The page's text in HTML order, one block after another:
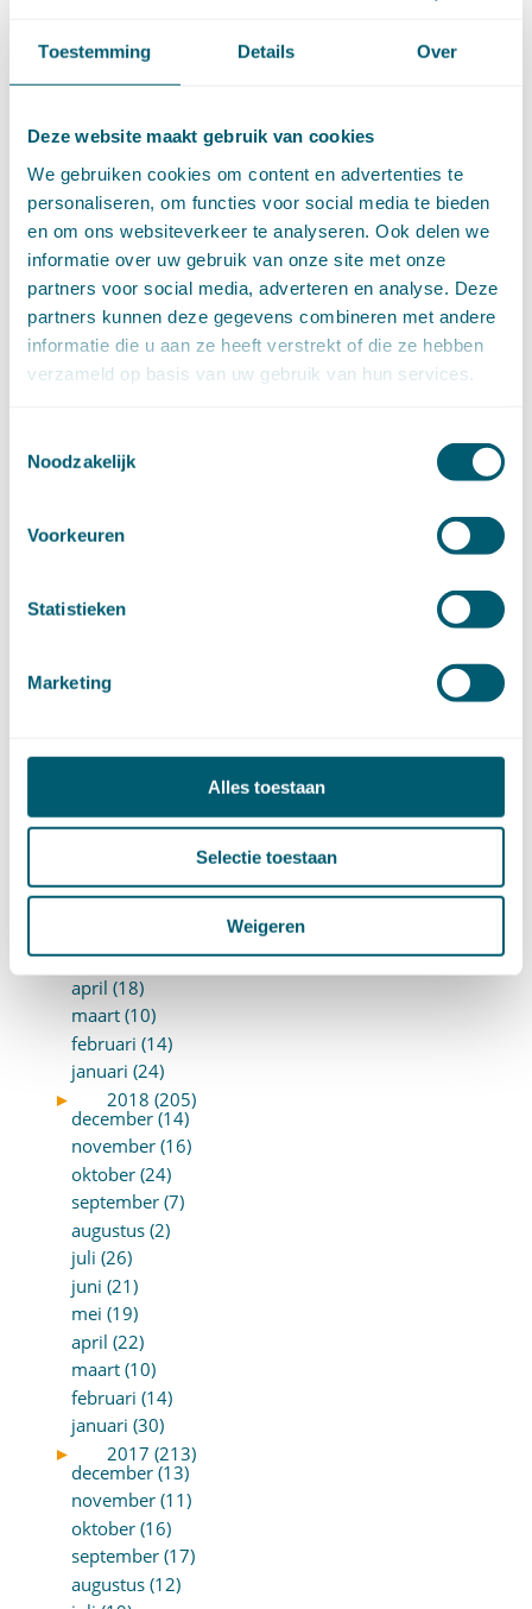
Toestemming Details Over
Deze website maakt gebruik van cookies
We gebruiken cookies om content en advertenties te
personaliseren, om functies voor social media te bieden
en om ons websiteverkeer te analyseren. Ook delen we
informatie over uw gebruik van onze site met onze
partners voor social media, adverteren en analyse. Deze
partners kunnen deze gegevens combineren met andere
informatie die u aan ze heeft verstrekt of die ze hebben
verzameld op basis van uw gebruik van hun services.
Noodzakelijk
Voorkeuren
Statistieken
Marketing
Alles toestaan
Selectie toestaan
Weigeren
december (15)
november (9)
september (4)
augustus (7)
juli (4)
juni (14)
mei (6)
maart (14)
februari (11)
januari (15)
2020 (154)
oktober (14)
juli (20)
mei (12)
februari (12)
december (8)
oktober (13)
juli (10)
mei (14)
april (18)
maart (10)
februari (14)
januari (24)
►
2018 (205)
december (14)
november (16)
oktober (24)
september (7)
augustus (2)
juli (26)
juni (21)
mei (19)
april (22)
maart (10)
februari (14)
januari (30)
►
2017 (213)
december (13)
november (11)
oktober (16)
september (17)
augustus (12)